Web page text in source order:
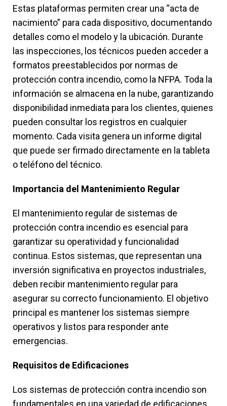
Estas plataformas permiten crear una “acta de
nacimiento” para cada dispositivo, documentando
detalles como el modelo y la ubicación. Durante
las inspecciones, los técnicos pueden acceder a
formatos preestablecidos por normas de
protección contra incendio, como la NFPA. Toda la
información se almacena en la nube, garantizando
disponibilidad inmediata para los clientes, quienes
pueden consultar los registros en cualquier
momento. Cada visita genera un informe digital
que puede ser firmado directamente en la tableta
o teléfono del técnico.
Importancia del Mantenimiento Regular
El mantenimiento regular de sistemas de
protección contra incendio es esencial para
garantizar su operatividad y funcionalidad
continua. Estos sistemas, que representan una
inversión significativa en proyectos industriales,
deben recibir mantenimiento regular para
asegurar su correcto funcionamiento. El objetivo
principal es mantener los sistemas siempre
operativos y listos para responder ante
emergencias.
Requisitos de Edificaciones
Los sistemas de protección contra incendio son
fundamentales en una variedad de edificaciones,